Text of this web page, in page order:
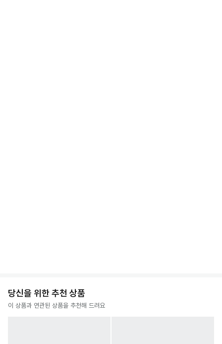
당신을 위한 추천 상품
이 상품과 연관된 상품을 추천해 드려요